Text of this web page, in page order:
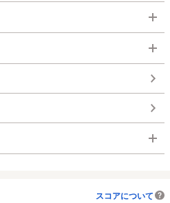
スコアについて